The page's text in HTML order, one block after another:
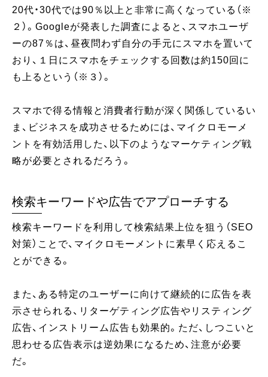
20代・30代では90％以上と非常に高くなっている（※
２）。Googleが発表した調査によると、スマホユーザ
ーの87％は、昼夜問わず自分の手元にスマホを置いて
おり、１日にスマホをチェックする回数は約150回に
も上るという（※３）。
スマホで得る情報と消費者行動が深く関係しているい
ま、ビジネスを成功させるためには、マイクロモーメ
ントを有効活用した、以下のようなマーケティング戦
略が必要とされるだろう。
検索キーワードや広告でアプローチする
検索キーワードを利用して検索結果上位を狙う（SEO
対策）ことで、マイクロモーメントに素早く応えるこ
とができる。
また、ある特定のユーザーに向けて継続的に広告を表
示させられる、リターゲティング広告やリスティング
広告、インストリーム広告も効果的。ただ、しつこいと
思わせる広告表示は逆効果になるため、注意が必要
だ。